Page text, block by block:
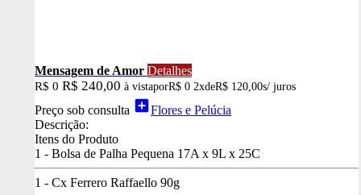
Mensagem de Amor Detalhes
R$ 0 R$ 240,00 à vistaporR$ 0 2xdeR$ 120,00s/ juros
Preço sob consulta add_boxFlores e Pelúcia
Descrição:
Itens do Produto
1 - Bolsa de Palha Pequena 17A x 9L x 25C
1 - Cx Ferrero Raffaello 90g